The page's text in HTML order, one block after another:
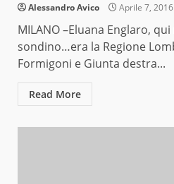
Alessandro Avico Aprile 7, 2016
MILANO –Eluana Englaro,
sondino…era la Regione
Formigoni e Giunta destra...
Read More